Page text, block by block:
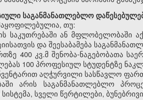
საგანმანათლებლო
თუ:
საკუთრებაში ან მფლობელობაში
და შეესაბამება
400 კვ.მ შენობა-ნაგებობათა
100პროფესიულ სტუდენტზე
აღჭურვილი სასწავლო
არის საგანმანათლებლო
სისტემა, სველი წერტილები,